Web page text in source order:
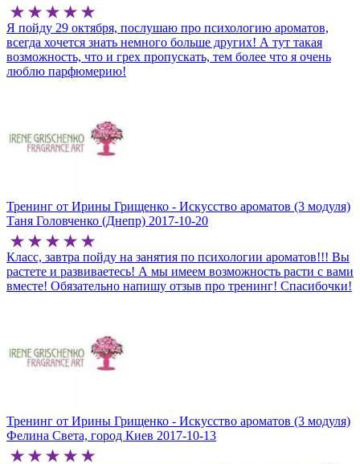
Я пойду 29 октября, послушаю про психологию ароматов,
всегда хочется знать немного больше других! А тут такая
возможность, что и грех пропускать, тем более что я очень
люблю парфюмерию!
Тренинг от Ирины Грищенко - Искусство ароматов (3 модуля)
Таня Головченко (Днепр) 2017-10-20
Класс, завтра пойду на занятия по психологии ароматов!!! Вы
растете и развиваетесь! А мы имеем возможность расти с вами
вместе! Обязательно напишу отзыв про тренинг! Спасибочки!
Тренинг от Ирины Грищенко - Искусство ароматов (3 модуля)
Фелина Света, город Киев 2017-10-13